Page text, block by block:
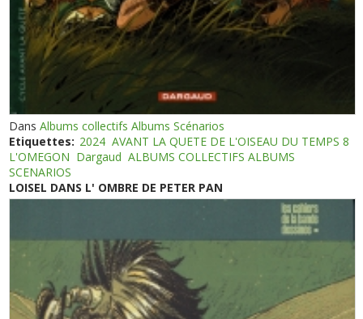
DansAlbums collectifs Albums Scénarios
Etiquettes: 2024 AVANT LA QUETE DE L'OISEAU DU TEMPS 8
L'OMEGON Dargaud ALBUMS COLLECTIFS ALBUMS
SCENARIOS
LOISEL DANS L' OMBRE DE PETER PAN